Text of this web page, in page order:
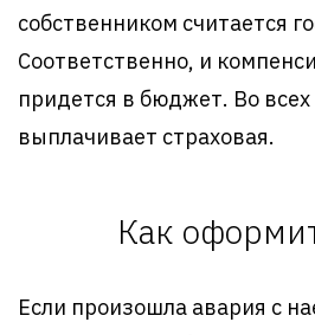
собственником считается
Соответственно, и
придется в бюджет. Во всех
выплачивает страховая.
Как
Если произошла авария с